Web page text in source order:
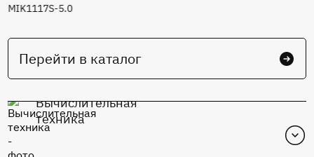
MIK1117S-5.0
Перейти в каталог
Вычислительная
техника